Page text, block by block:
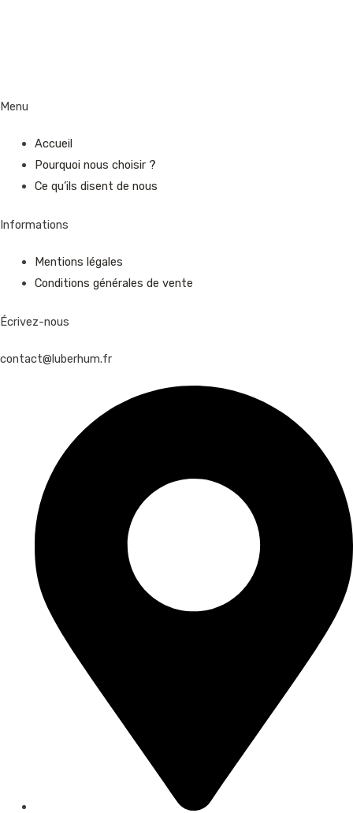
Menu
Accueil
Pourquoi nous choisir ?
Ce qu’ils disent de nous
Informations
Mentions légales
Conditions générales de vente
Écrivez-nous
contact@luberhum.fr